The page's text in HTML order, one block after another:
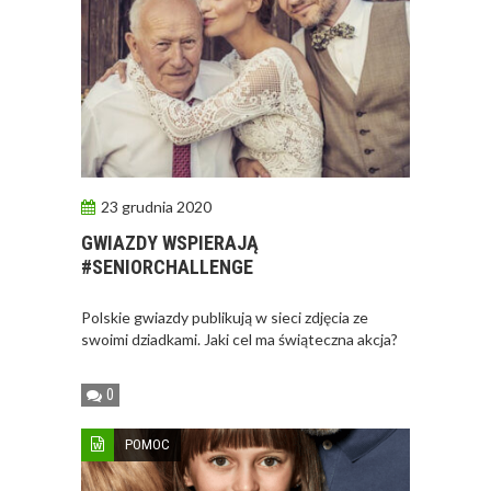
23 grudnia 2020
GWIAZDY WSPIERAJĄ
#SENIORCHALLENGE
Polskie gwiazdy publikują w sieci zdjęcia ze
swoimi dziadkami. Jaki cel ma świąteczna akcja?
0
POMOC